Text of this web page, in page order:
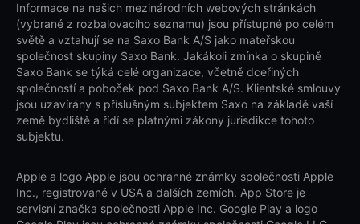
Informace na našich mezinárodních webových stránkách
(vybrané z rozbalovacího seznamu) jsou přístupné po celém
světě a vztahují se na Saxo Bank A/S jako mateřskou
společnost skupiny Saxo Bank. Jakákoli zmínka o skupině
Saxo Bank se týká celé organizace, včetně dceřiných
společností a poboček pod Saxo Bank A/S. Klientské smlouvy
jsou uzavírány s příslušným subjektem Saxo na základě vaší
země bydliště a řídí se platnými zákony jurisdikce tohoto
subjektu.
Apple a logo Apple jsou ochranné známky společnosti Apple
Inc., registrované v USA a dalších zemích. App Store je
servisní značka společnosti Apple Inc. Google Play a logo